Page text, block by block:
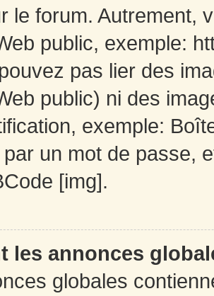
le forum. Autrement,
public, exemple:
pas lier des
public) ni des
exemple:
un mot de passe,
[img].
les annonces
globales